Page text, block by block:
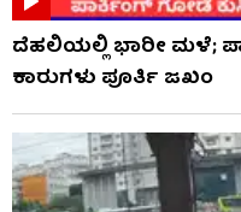
ದೆಹಲಿಯಲ್ಲಿ ಭಾರೀ ಮಳೆ;
ಕಾರುಗಳು ಪೂರ್ತಿ ಜಖಂ